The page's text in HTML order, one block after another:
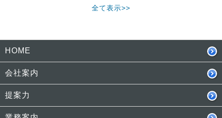
全て表示>>
HOME
会社案内
提案力